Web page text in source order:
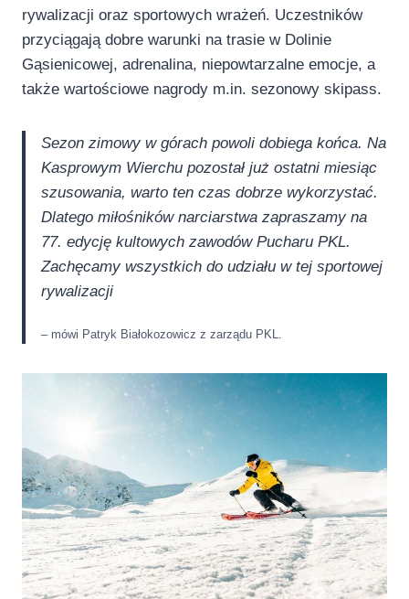
rywalizacji oraz sportowych wrażeń. Uczestników
przyciągają dobre warunki na trasie w Dolinie
Gąsienicowej, adrenalina, niepowtarzalne emocje, a
także wartościowe nagrody m.in. sezonowy skipass.
Sezon zimowy w górach powoli dobiega końca. Na
Kasprowym Wierchu pozostał już ostatni miesiąc
szusowania, warto ten czas dobrze wykorzystać.
Dlatego miłośników narciarstwa zapraszamy na
77. edycję kultowych zawodów Pucharu PKL.
Zachęcamy wszystkich do udziału w tej sportowej
rywalizacji
– mówi Patryk Białokozowicz z zarządu PKL.